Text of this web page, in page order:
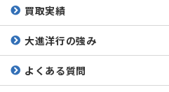
買取実績
大進洋行の強み
よくある質問